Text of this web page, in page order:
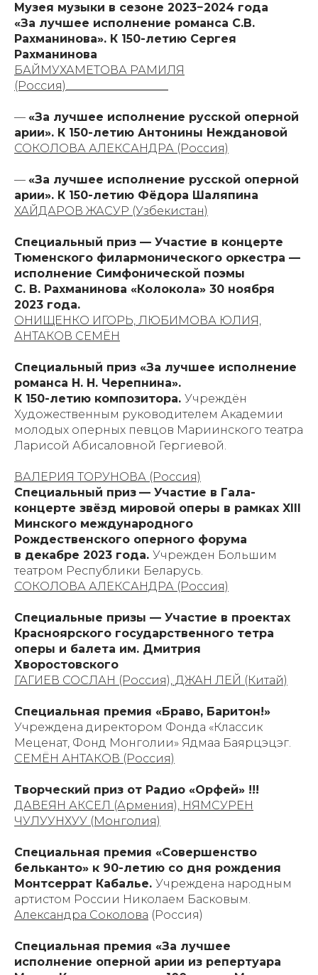
Музея музыки в сезоне 2023−2024 года
«За лучшее исполнение романса С.В.
Рахманинова». К 150-летию Сергея
Рахманинова
БАЙМУХАМЕТОВА РАМИЛЯ
(Россия)
— «За лучшее исполнение русской оперной
арии». К 150-летию Антонины Неждановой
СОКОЛОВА АЛЕКСАНДРА (Россия)
— «За лучшее исполнение русской оперной
арии». К 150-летию Фёдора Шаляпина
ХАЙДАРОВ ЖАСУР (Узбекистан)
Специальный приз — Участие в концерте
Тюменского филармонического оркестра —
исполнение Симфонической поэмы
С. В. Рахманинова «Колокола» 30 ноября
2023 года.
ОНИЩЕНКО ИГОРЬ, ЛЮБИМОВА ЮЛИЯ,
АНТАКОВ СЕМЁН
Специальный приз «За лучшее исполнение
романса Н. Н. Черепнина».
К 150-летию композитора. Учреждён
Художественным руководителем Академии
молодых оперных певцов Мариинского театра
Ларисой Абисаловной Гергиевой.
ВАЛЕРИЯ ТОРУНОВА (Россия)
Специальный приз — Участие в Гала-
концерте звёзд мировой оперы в рамках XIII
Минского международного
Рождественского оперного форума
в декабре 2023 года. Учрежден Большим
театром Республики Беларусь.
СОКОЛОВА АЛЕКСАНДРА (Россия)
Специальные призы — Участие в проектах
Красноярского государственного тетра
оперы и балета им. Дмитрия
Хворостовского
ГАГИЕВ СОСЛАН (Россия), ДЖАН ЛЕЙ (Китай)
Специальная премия «Браво, Баритон!»
Учреждена директором Фонда «Классик
Меценат, Фонд Монголии» Ядмаа Баярцэцэг.
СЕМЁН АНТАКОВ (Россия)
Творческий приз от Радио «Орфей» !!!
ДАВЕЯН АКСЕЛ (Армения), НЯМСУРЕН
ЧУЛУУНХУУ (Монголия)
Специальная премия «Совершенство
бельканто» к 90-летию со дня рождения
Монтсеррат Кабалье. Учреждена народным
артистом России Николаем Басковым.
Александра Соколова (Россия)
Специальная премия «За лучшее
исполнение оперной арии из репертуара